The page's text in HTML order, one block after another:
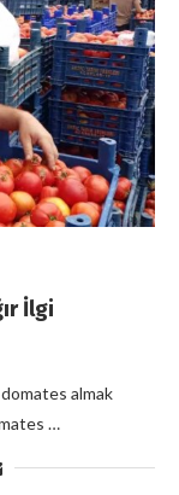
İlgi
domates almak
…